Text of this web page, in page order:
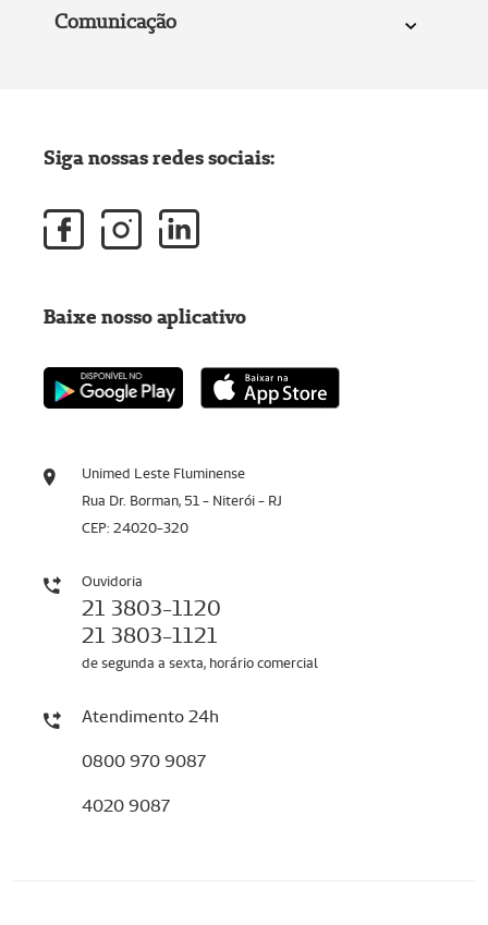
Comunicação
Unimed Leste Fluminense
Rua Dr. Borman, 51 - Niterói - RJ
CEP: 24020-320
Ouvidoria
21 3803-1120
21 3803-1121
de segunda a sexta, horário comercial
Atendimento 24h
0800 970 9087
4020 9087
Siga nossas redes sociais:
Baixe nosso aplicativo